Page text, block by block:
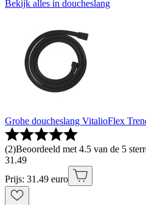
Bekijk alles in doucheslang
Grohe doucheslang VitalioFlex
(2)Beoordeeld met 4.5 van de 5
31 .49
Prijs: 31.49 euro